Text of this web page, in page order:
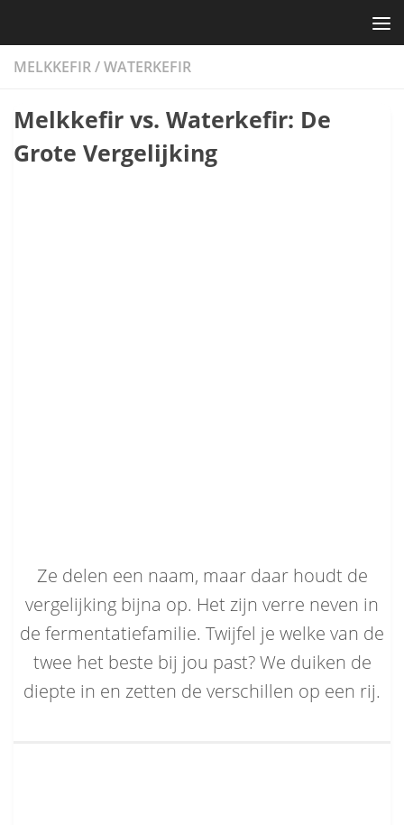
MELKKEFIR/WATERKEFIR
Melkkefir vs. Waterkefir: De
Grote Vergelijking
Ze delen een naam, maar daar houdt de
vergelijking bijna op. Het zijn verre neven in
de fermentatiefamilie. Twijfel je welke van de
twee het beste bij jou past? We duiken de
diepte in en zetten de verschillen op een rij.